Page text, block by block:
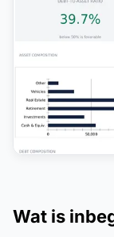
Wat is